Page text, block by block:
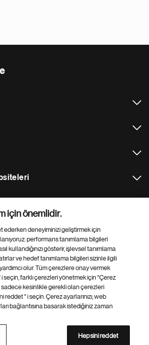
Gıda ve Tarım Ürünleri San. ve
Tic. A.Ş
Kullanım Koşulları
Çerez ayarları
Toplumu Hizmetleri
için önemlidir.
ederken deneyiminizi geliştirmek için
performans tanımlama bilgileri
kullandığınızı gösterir, işlevsel tanımlama
ve hedef tanımlama bilgileri sizinle ilgili
olur. Tüm çerezlere onay vermek
seçin, farklı çerezleri yönetmek için "Çerez
sadece kesinlikle gerekli olan çerezleri
reddet " i seçin. Çerez ayarlarınızı, web
bağlantısına basarak istediğiniz zaman
Hepsini reddet